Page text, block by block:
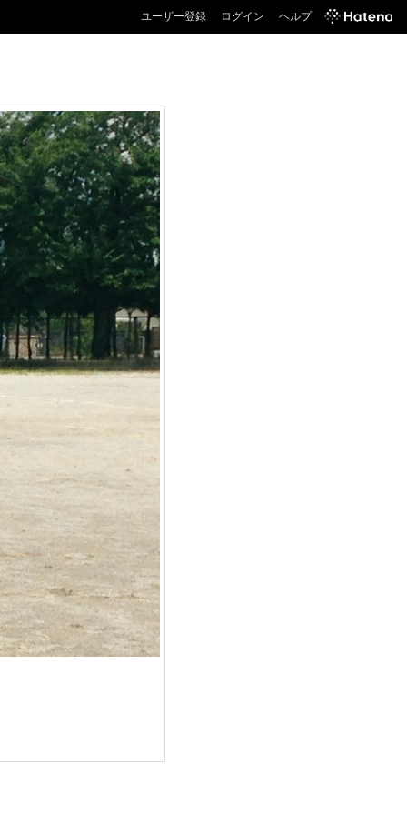
ユーザー登録 ログイン ヘルプ